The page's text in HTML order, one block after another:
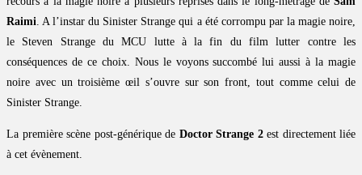
Raimi . A l’instar du Sinister Strange qui a été corrompu par la magie noire,
le Steven Strange du MCU lutte à la fin du film lutter contre les
conséquences de ce choix. Nous le voyons succombé lui aussi à la magie
noire avec un troisième œil s’ouvre sur son front, tout comme celui de
Sinister Strange.
La première scène post-générique de Doctor Strange 2est directement liée
à cet évènement.